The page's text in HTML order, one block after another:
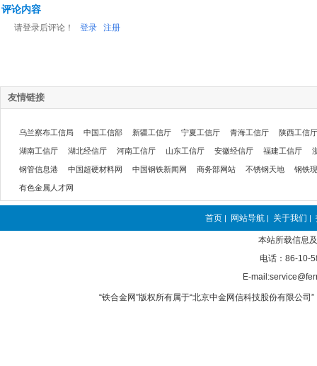
评论内容
请登录后评论！ 登录 注册
友情链接
乌兰察布工信局 中国工信部 新疆工信厅 宁夏工信厅 青海工信厅 陕西工信厅
湖南工信厅 湖北经信厅 河南工信厅 山东工信厅 安徽经信厅 福建工信厅
钢管信息港 中国超硬材料网 中国钢铁新闻网 商务部网站 不锈钢天地 钢铁
有色金属人才网
首页 | 网站导航 | 关于我们 |
本站所载信息
电话：86-10-
E-
“铁合金网”版权所有属于“北京中金网信科技股份有限公司